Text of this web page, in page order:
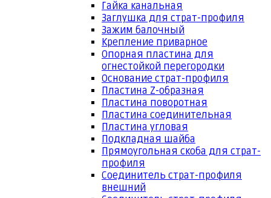
Гайка канальная
Заглушка для страт-профиля
Зажим балочный
Крепление приварное
Опорная пластина для
огнестойкой перегородки
Основание страт-профиля
Пластина Z-образная
Пластина поворотная
Пластина соединительная
Пластина угловая
Подкладная шайба
Прямоугольная скоба для страт-
профиля
Соединитель страт-профиля
внешний